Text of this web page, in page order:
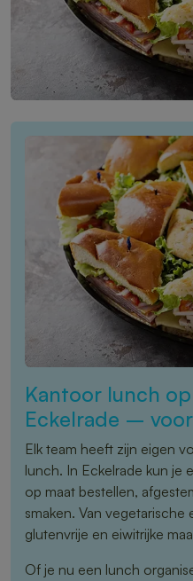
Kantoor lunch
Eckelrade –
Elk team heeft zijn eigen
lunch. In Eckelrade kun je
op maat bestellen,
smaken. Van
glutenvrije en eiwitrijke
Of je nu een lunch